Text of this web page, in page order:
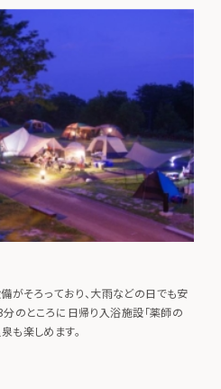
がそろっており、大雨などの日でも安
も楽しめます。